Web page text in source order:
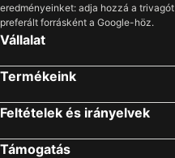
eredményeinket: adja hozzá a trivagót
preferált forrásként a Google-höz.
Vállalat
Termékeink
Feltételek és irányelvek
Támogatás